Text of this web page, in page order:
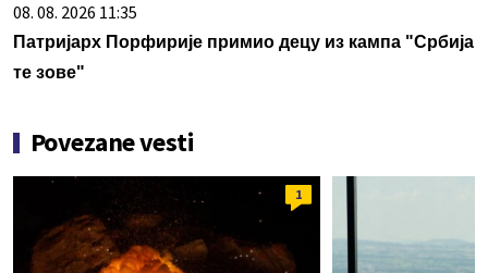
08. 08. 2026 11:35
Патријарх Порфирије примио децу из кампа "Србија
те зове"
Povezane vesti
1